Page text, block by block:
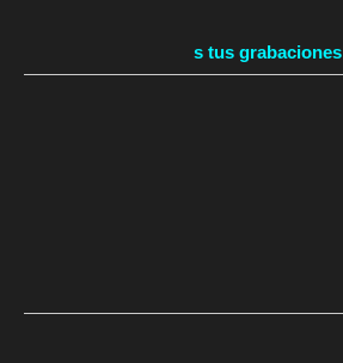
s tus grabaciones